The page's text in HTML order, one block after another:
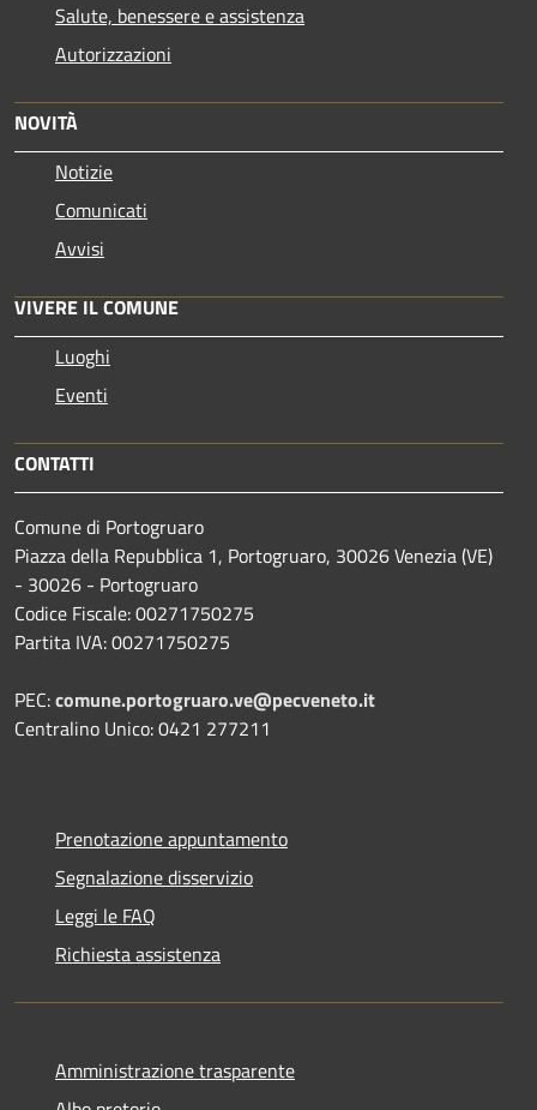
Salute, benessere e assistenza
Autorizzazioni
NOVITÀ
Notizie
Comunicati
Avvisi
VIVERE IL COMUNE
Luoghi
Eventi
CONTATTI
Comune di Portogruaro
Piazza della Repubblica 1, Portogruaro, 30026 Venezia (VE)
- 30026 - Portogruaro
Codice Fiscale: 00271750275
Partita IVA: 00271750275
PEC:comune.portogruaro.ve@pecveneto.it
Centralino Unico: 0421 277211
Prenotazione appuntamento
Segnalazione disservizio
Leggi le FAQ
Richiesta assistenza
Amministrazione trasparente